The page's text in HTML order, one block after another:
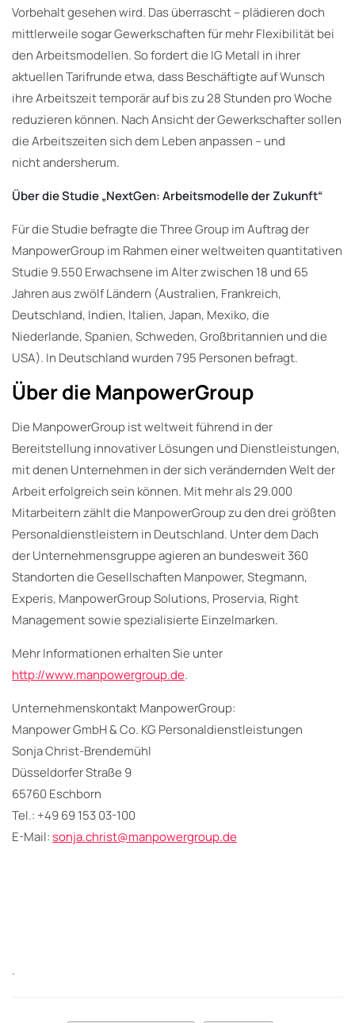
Vorbehalt gesehen wird. Das überrascht – plädieren doch
mittlerweile sogar Gewerkschaften für mehr Flexibilität bei
den Arbeitsmodellen. So fordert die IG Metall in ihrer
aktuellen Tarifrunde etwa, dass Beschäftigte auf Wunsch
ihre Arbeitszeit temporär auf bis zu 28 Stunden pro Woche
reduzieren können. Nach Ansicht der Gewerkschafter sollen
die Arbeitszeiten sich dem Leben anpassen – und
nicht andersherum.
Über die Studie „NextGen: Arbeitsmodelle der Zukunft“
Für die Studie befragte die Three Group im Auftrag der
ManpowerGroup im Rahmen einer weltweiten quantitativen
Studie 9.550 Erwachsene im Alter zwischen 18 und 65
Jahren aus zwölf Ländern (Australien, Frankreich,
Deutschland, Indien, Italien, Japan, Mexiko, die
Niederlande, Spanien, Schweden, Großbritannien und die
USA). In Deutschland wurden 795 Personen befragt.
Über die ManpowerGroup
Die ManpowerGroup ist weltweit führend in der
Bereitstellung innovativer Lösungen und Dienstleistungen,
mit denen Unternehmen in der sich verändernden Welt der
Arbeit erfolgreich sein können. Mit mehr als 29.000
Mitarbeitern zählt die ManpowerGroup zu den drei größten
Personaldienstleistern in Deutschland. Unter dem Dach
der Unternehmensgruppe agieren an bundesweit 360
Standorten die Gesellschaften Manpower, Stegmann,
Experis, ManpowerGroup Solutions, Proservia, Right
Management sowie spezialisierte Einzelmarken.
Mehr Informationen erhalten Sie unter
http://www.manpowergroup.de.
Unternehmenskontakt ManpowerGroup:
Manpower GmbH & Co. KG Personaldienstleistungen
Sonja Christ-Brendemühl
Düsseldorfer Straße 9
65760 Eschborn
Tel.: +49 69 153 03-100
E-Mail:sonja.christ@manpowergroup.de
.